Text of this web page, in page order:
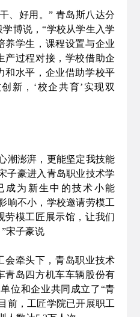
好用。” 青岛斯八达分
博说，“学校从学生入学
养学生，课程设置与企业
产过程对接，学校借助企
和水平，企业借助学校平
新，‘校企共育’实现双
澎湃，更能坚定我技能
子豪进入青岛职业技术学
成为新生中的技术小能
响不小，学校邀请劳模工
劳模工匠展示馆，让我们
宋子豪说
牵头下，青岛职业技术
青岛四方机车车辆股份有
位和企业共同成立了“青
前，工匠学院已开展职工